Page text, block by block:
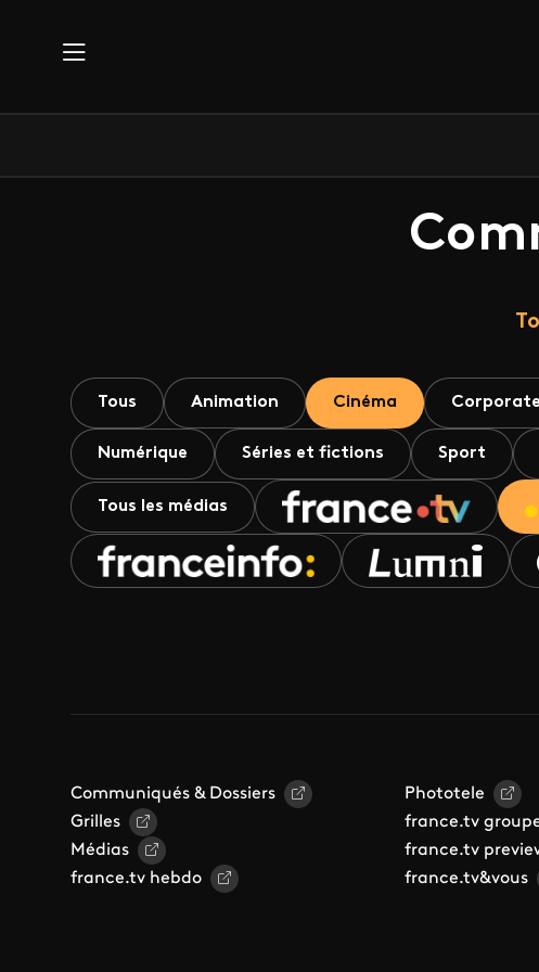
Tous Animation Cinéma Corporate
Numérique Séries et fictions Sport
Tous les médias
Communiqués & Dossiers
Grilles
Médias
france.tv hebdo
Phototele
france.tv
france.tv
france.tv&vous